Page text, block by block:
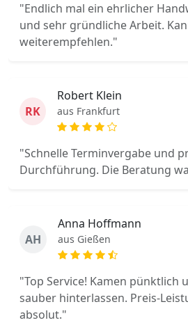
"Endlich mal ein ehrlicher
und sehr gründliche Arbeit.
weiterempfehlen."
RK
Robert Klein
aus Frankfurt
"Schnelle Terminvergabe und
Durchführung. Die Beratung
AH
Anna Hoffmann
aus Gießen
"Top Service! Kamen pünktlich
sauber hinterlassen. Preis-
absolut."